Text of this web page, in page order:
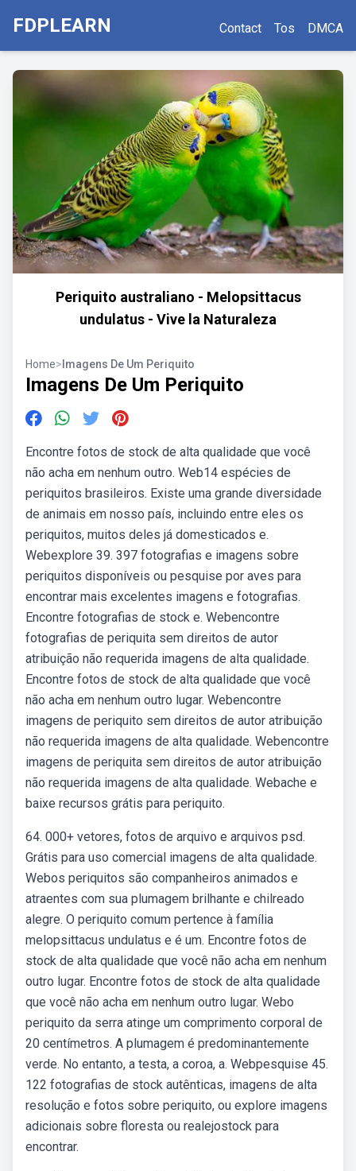
FDPLEARN Contact Tos DMCA
Periquito australiano - Melopsittacus
undulatus - Vive la Naturaleza
Home> Imagens De Um Periquito
Imagens De Um Periquito
Encontre fotos de stock de alta qualidade que você
não acha em nenhum outro. Web14 espécies de
periquitos brasileiros. Existe uma grande diversidade
de animais em nosso país, incluindo entre eles os
periquitos, muitos deles já domesticados e.
Webexplore 39. 397 fotografias e imagens sobre
periquitos disponíveis ou pesquise por aves para
encontrar mais excelentes imagens e fotografias.
Encontre fotografias de stock e. Webencontre
fotografias de periquita sem direitos de autor
atribuição não requerida imagens de alta qualidade.
Encontre fotos de stock de alta qualidade que você
não acha em nenhum outro lugar. Webencontre
imagens de periquito sem direitos de autor atribuição
não requerida imagens de alta qualidade. Webencontre
imagens de periquita sem direitos de autor atribuição
não requerida imagens de alta qualidade. Webache e
baixe recursos grátis para periquito.
64. 000+ vetores, fotos de arquivo e arquivos psd.
Grátis para uso comercial imagens de alta qualidade.
Webos periquitos são companheiros animados e
atraentes com sua plumagem brilhante e chilreado
alegre. O periquito comum pertence à família
melopsittacus undulatus e é um. Encontre fotos de
stock de alta qualidade que você não acha em nenhum
outro lugar. Encontre fotos de stock de alta qualidade
que você não acha em nenhum outro lugar. Webo
periquito da serra atinge um comprimento corporal de
20 centímetros. A plumagem é predominantemente
verde. No entanto, a testa, a coroa, a. Webpesquise 45.
122 fotografias de stock autênticas, imagens de alta
resolução e fotos sobre periquito, ou explore imagens
adicionais sobre floresta ou realejostock para
encontrar.